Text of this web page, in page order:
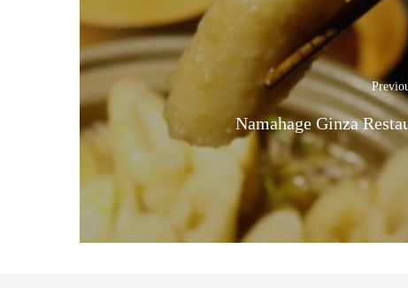
Namahage Ginza